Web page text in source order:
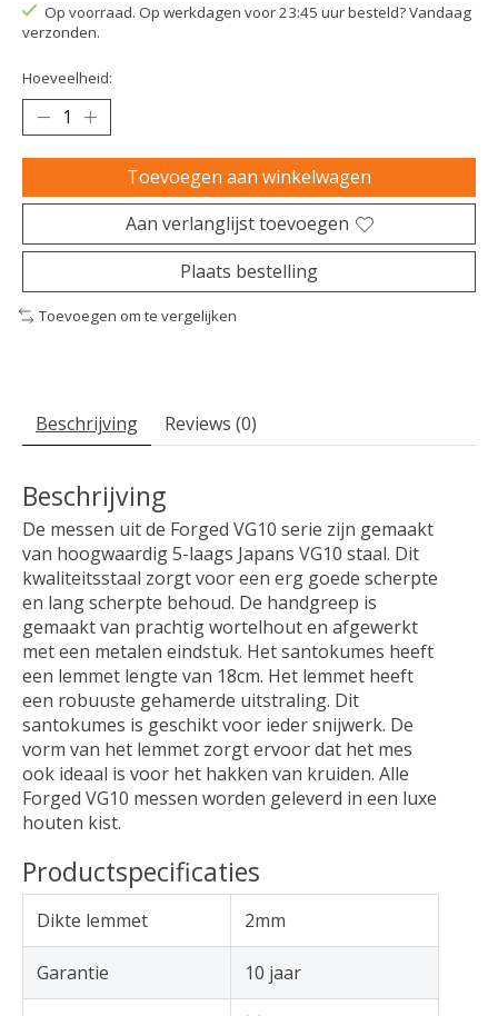
Op voorraad. Op werkdagen voor 23:45 uur besteld? Vandaag
verzonden.
Hoeveelheid:
Toevoegen aan winkelwagen
Aan verlanglijst toevoegen
Plaats bestelling
Toevoegen om te vergelijken
Beschrijving Reviews (0)
Beschrijving
De messen uit de Forged VG10 serie zijn gemaakt
van hoogwaardig 5-laags Japans VG10 staal. Dit
kwaliteitsstaal zorgt voor een erg goede scherpte
en lang scherpte behoud. De handgreep is
gemaakt van prachtig wortelhout en afgewerkt
met een metalen eindstuk. Het santokumes heeft
een lemmet lengte van 18cm. Het lemmet heeft
een robuuste gehamerde uitstraling. Dit
santokumes is geschikt voor ieder snijwerk. De
vorm van het lemmet zorgt ervoor dat het mes
ook ideaal is voor het hakken van kruiden. Alle
Forged VG10 messen worden geleverd in een luxe
houten kist.
Productspecificaties
Dikte lemmet 2mm
Garantie 10 jaar